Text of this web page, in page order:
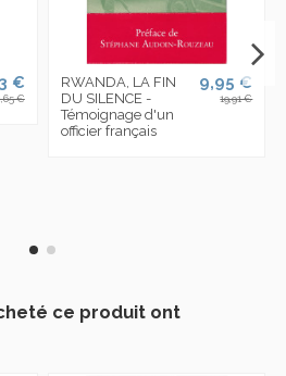
€
€
RWANDA, LA FIN
DU SILENCE -
Témoignage d'un
officier français
9,95 €
19,91 €
ce produit ont